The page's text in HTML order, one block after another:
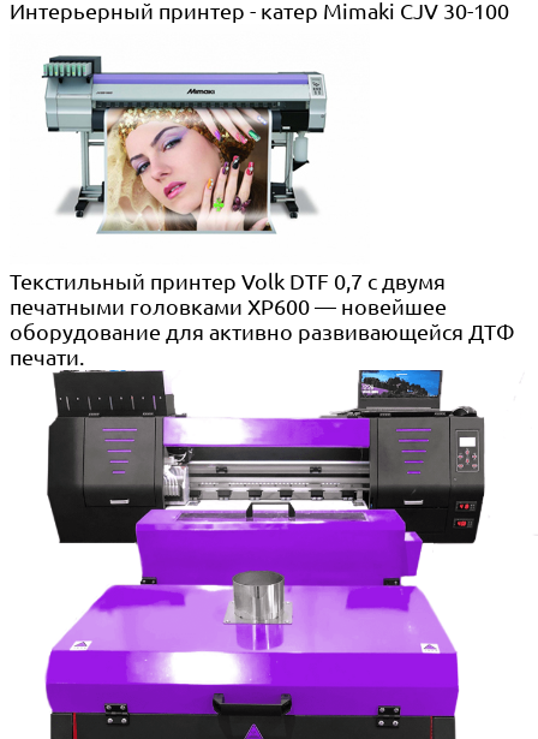
Интерьерный принтер - катер Mimaki CJV 30-100
Текстильный принтер Volk DTF 0,7 с двумя
печатными головками XP600 — новейшее
оборудование для активно развивающейся ДТФ
печати.